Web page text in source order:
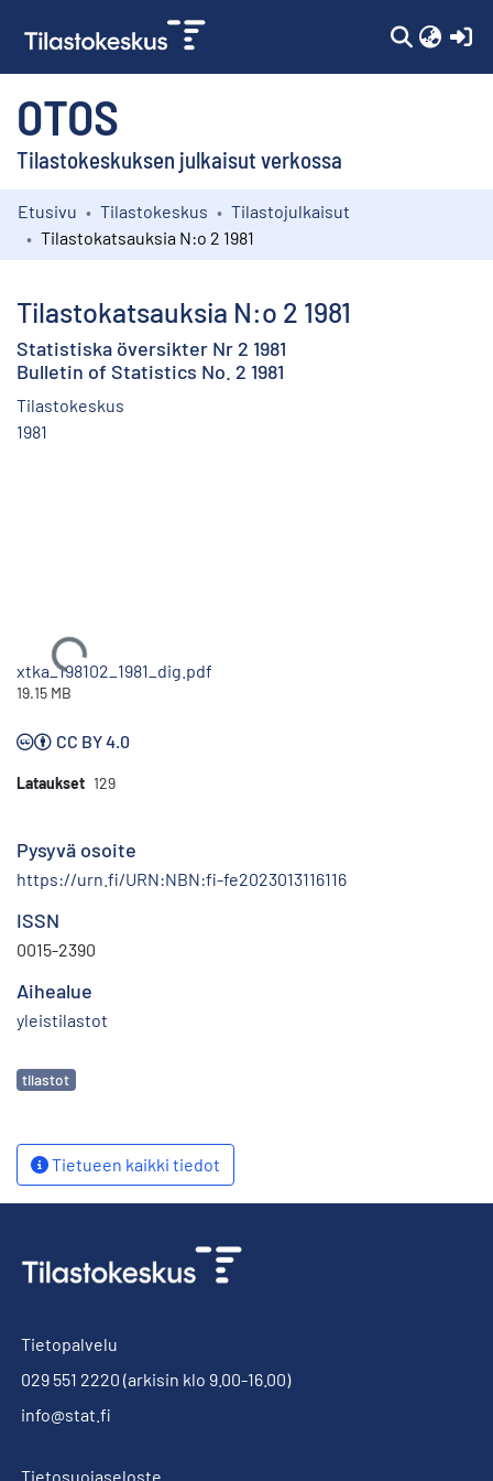
OTOS
Tilastokeskuksen julkaisut verkossa
Kokoelmat
Etusivu Tilastokeskus
Tilastojulkaisut
Tilastokatsauksia N:o 2 1981
Tilastokatsauksia N:o 2 1981
Statistiska översikter Nr 2 1981
Bulletin of Statistics No. 2 1981
Tilastokeskus
1981
Ladataan...
xtka_198102_1981_dig.pdf
19.15 MB
CC BY 4.0
Lataukset 129
Pysyvä osoite
https://urn.fi/URN:NBN:fi-fe2023013116116
ISSN
0015-2390
Aihealue
yleistilastot
Avainsanat
tilastot
Tietueen kaikki tiedot
Tietopalvelu
029 551 2220 (arkisin klo 9.00-16.00)
info@stat.fi
Tietosuojaseloste